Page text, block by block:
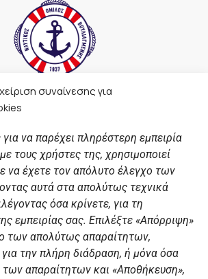
συναίνεσης για
να παρέχει πληρέστερη εμπειρία
τους χρήστες της, χρησιμοποιεί
να έχετε τον απόλυτο έλεγχο των
αυτά στα απολύτως τεχνικά
όσα κρίνετε, για τη
εμπειρίας σας. Επιλέξτε «Απόρριψη»
των απολύτως απαραίτητων,
την πλήρη διάδραση, ή μόνα όσα
των απαραίτητων και «Αποθήκευση»,
F
a
e
b
o
o
k
t
a
g
r
a
m
t
u
b
e
n
k
e
d
i
n